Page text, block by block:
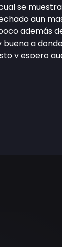
se
aun
además
a
y espero